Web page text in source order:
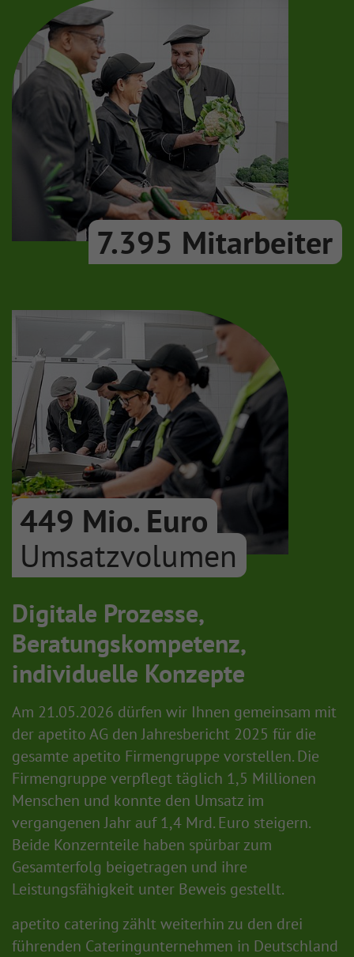
7.395 Mitarbeiter
449 Mio. Euro
Umsatzvolumen
Digitale Prozesse,
Beratungskompetenz,
individuelle Konzepte
Am 21.05.2026 dürfen wir Ihnen gemeinsam mit
der apetito AG den Jahresbericht 2025 für die
gesamte apetito Firmengruppe vorstellen. Die
Firmengruppe verpflegt täglich 1,5 Millionen
Menschen und konnte den Umsatz im
vergangenen Jahr auf 1,4 Mrd. Euro steigern.
Beide Konzernteile haben spürbar zum
Gesamterfolg beigetragen und ihre
Leistungsfähigkeit unter Beweis gestellt.
apetito catering zählt weiterhin zu den drei
führenden Cateringunternehmen in Deutschland